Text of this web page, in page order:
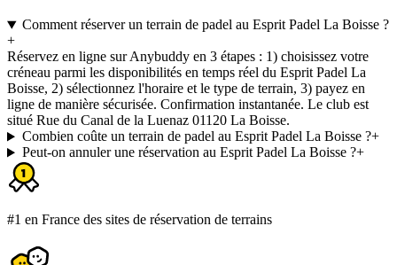
Comment réserver un terrain de padel au Esprit Padel La Boisse ?
+
Réservez en ligne sur Anybuddy en 3 étapes : 1) choisissez votre
créneau parmi les disponibilités en temps réel du Esprit Padel La
Boisse, 2) sélectionnez l'horaire et le type de terrain, 3) payez en
ligne de manière sécurisée. Confirmation instantanée. Le club est
situé Rue du Canal de la Luenaz 01120 La Boisse.
Combien coûte un terrain de padel au Esprit Padel La Boisse ?+
Peut-on annuler une réservation au Esprit Padel La Boisse ?+
#1 en France des sites de réservation de terrains